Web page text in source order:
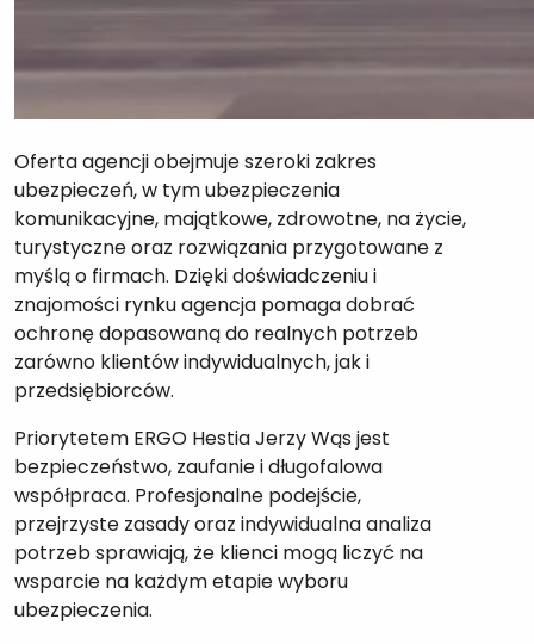
Oferta agencji obejmuje szeroki zakres
ubezpieczeń, w tym ubezpieczenia
komunikacyjne, majątkowe, zdrowotne, na życie,
turystyczne oraz rozwiązania przygotowane z
myślą o firmach. Dzięki doświadczeniu i
znajomości rynku agencja pomaga dobrać
ochronę dopasowaną do realnych potrzeb
zarówno klientów indywidualnych, jak i
przedsiębiorców.
Priorytetem ERGO Hestia Jerzy Wąs jest
bezpieczeństwo, zaufanie i długofalowa
współpraca. Profesjonalne podejście,
przejrzyste zasady oraz indywidualna analiza
potrzeb sprawiają, że klienci mogą liczyć na
wsparcie na każdym etapie wyboru
ubezpieczenia.